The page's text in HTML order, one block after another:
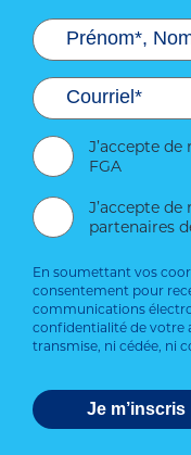
J’accepte
FGA
J’accepte
partenaires
En soumettant vos
consentement pour
communications
confidentialité de votre
transmise, ni cédée, ni